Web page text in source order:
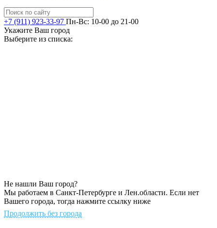
+7 (911) 923-33-97 Пн-Вс: 10-00 до 21-00
Укажите Ваш город
Выберите из списка:
Не нашли Ваш город?
Мы работаем в Санкт-Петербурге и Лен.области. Если нет
Вашего города, тогда нажмите ссылку ниже
Продолжить без города